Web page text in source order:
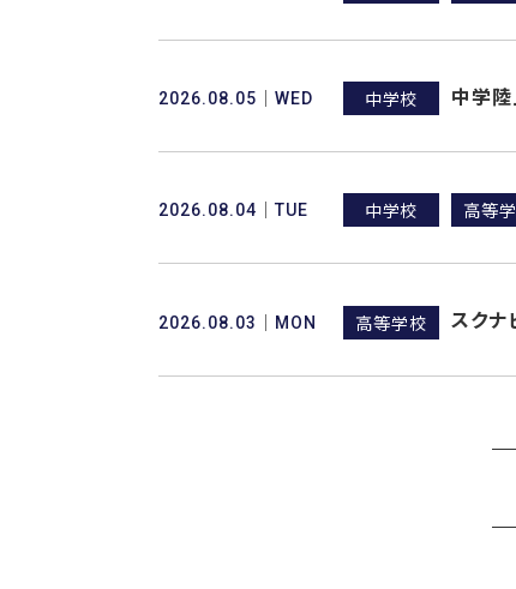
2026.08.05 WED 中学校 中学
2026.08.04 TUE 中学校 高等
2026.08.03 MON 高等学校 スクナ